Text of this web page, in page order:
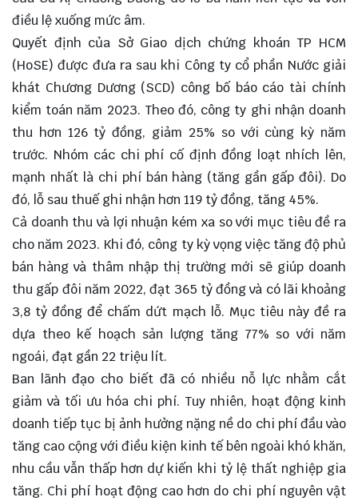
điều lệ xuống mức âm.
Quyết định của Sở Giao dịch chứng khoán TP HCM
(HoSE) được đưa ra sau khi Công ty cổ phần Nước giải
khát Chương Dương (SCD) công bố báo cáo tài chính
kiểm toán năm 2023. Theo đó, công ty ghi nhận doanh
thu hơn 126 tỷ đồng, giảm 25% so với cùng kỳ năm
trước. Nhóm các chi phí cố định đồng loạt nhích lên,
mạnh nhất là chi phí bán hàng (tăng gần gấp đôi). Do
đó, lỗ sau thuế ghi nhận hơn 119 tỷ đồng, tăng 45%.
Cả doanh thu và lợi nhuận kém xa so với mục tiêu đề ra
cho năm 2023. Khi đó, công tykỳ vọng việc tăng độ phủ
bán hàng và thâm nhập thị trường mới sẽ giúp doanh
thu gấp đôi năm 2022, đạt 365 tỷ đồng và có lãi khoảng
3,8 tỷ đồng để chấm dứt mạch lỗ. Mục tiêu này đề ra
dựa theo kế hoạch sản lượng tăng 77% so với năm
ngoái, đạt gần 22 triệu lít.
Ban lãnh đạo cho biết đã có nhiều nỗ lực nhằm cắt
giảm và tối ưu hóa chi phí. Tuy nhiên, hoạt động kinh
doanh tiếp tục bị ảnh hưởng nặng nề do chi phí đầu vào
tăng cao cộng với điều kiện kinh tế bên ngoài khó khăn,
nhu cầu vẫn thấp hơn dự kiến khi tỷ lệ thất nghiệp gia
tăng. Chi phí hoạt động cao hơn do chi phí nguyên vật